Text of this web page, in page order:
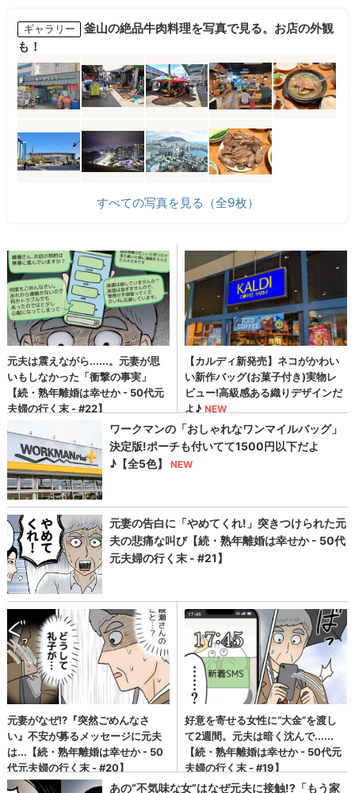
ギャラリー
釜山の絶品牛肉料理を写真で見る。お店の外観
も！
すべての写真を見る（全9枚）